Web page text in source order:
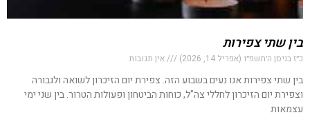
בין שתי צפירות
כ״ז בניסן ה׳תשפ״ו (אפריל 14, 2026) אין תגובות
בין שתי צפירות אנו נעים בשבוע הזה. צפירת יום הזיכרון לשואה ולגבורה
וצפירת יום הזיכרון לחללי צה"ל, כוחות הביטחון ופעולות הטרור. בין שני ימי
עצמאות